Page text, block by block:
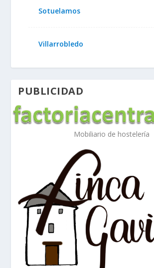
Sotuelamos
Villarrobledo
PUBLICIDAD
Mobiliario de hostelería